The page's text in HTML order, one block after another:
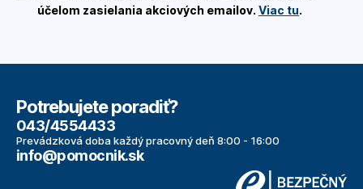
účelom zasielania akciových emailov. Viac tu.
Potrebujete poradiť?
043/4554433
Prevádzková doba každý pracovný deň 8:00 - 16:00
info@pomocnik.sk